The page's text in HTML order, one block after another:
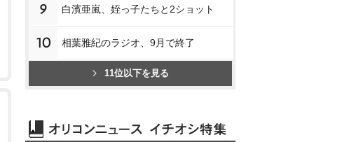
9 白濱亜嵐、姪っ子たちと2ショット
10 相葉雅紀のラジオ、9月で終了
11位以下を見る